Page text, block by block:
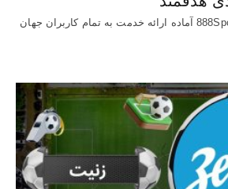
سایت پیش بینی معتبر 888Sport آماده ارائه خدمت به تمام کاربران جهان